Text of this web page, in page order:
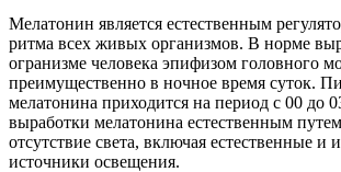
Мелатонин является естественным
ритма всех живых организмов. В норме
огранизме человека эпифизом головного
преимущественно в ночное время суток.
мелатонина приходится на период с 00 до
выработки мелатонина естественным
отсутствие света, включая естественные и
источники освещения.